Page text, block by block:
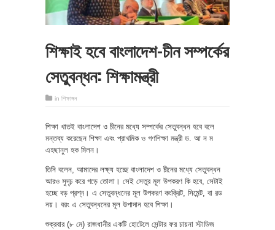
শিক্ষাই হবে বাংলাদেশ-চীন সম্পর্কের
সেতুবন্ধন: শিক্ষামন্ত্রী
in শিক্ষাঙ্গন
শিক্ষা খাতই বাংলাদেশ ও চীনের মধ্যে সম্পর্কের সেতুবন্ধন হবে বলে
মন্তব্য করেছেন শিক্ষা এবং প্রাথমিক ও গণশিক্ষা মন্ত্রী ড. আ ন ম
এহছানুল হক মিলন।
তিনি বলেন, আমাদের লক্ষ্য হচ্ছে বাংলাদেশ ও চীনের মধ্যে সেতুবন্ধন
আরও সুদৃঢ় করে গড়ে তোলা। সেই সেতুর মূল উপকরণ কি হবে, সেটাই
হচ্ছে বড় প্রশ্ন। এ সেতুবন্ধনের মূল উপকরণ কংক্রিট, সিমেন্ট, বা রড
নয়। বরং এ সেতুবন্ধনের মূল উপাদান হবে শিক্ষা।
শুক্রবার (৮ মে) রাজধানীর একটি হোটেলে সেন্টার ফর চায়না স্টাডিজ